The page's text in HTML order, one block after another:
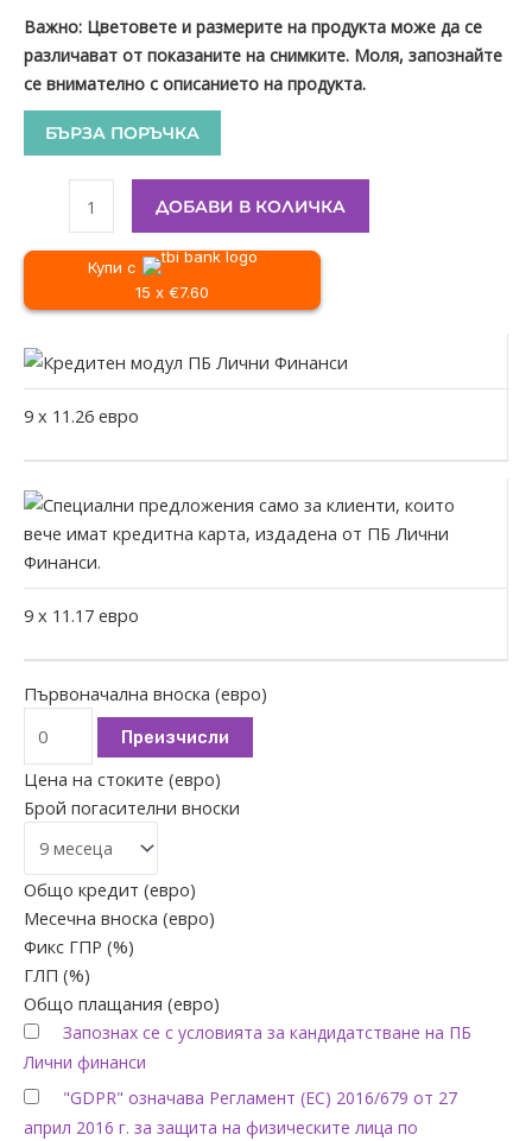
Важно: Цветовете и размерите на продукта може да се
различават от показаните на снимките. Моля, запознайте
се внимателно с описанието на продукта.
БЪРЗА ПОРЪЧКА
ДОБАВИ В КОЛИЧКА
Купи с
15 x €7.60
9 x 11.26 евро
9 x 11.17 евро
Първоначална вноска (евро)
Преизчисли
Цена на стоките (евро)
Брой погасителни вноски
Общо кредит (евро)
Месечна вноска (евро)
Фикс ГПР (%)
ГЛП (%)
Общо плащания (евро)
Запознах се с условията за кандидатстване на ПБ
Лични финанси
"GDPR" означава Регламент (ЕС) 2016/679 от 27
април 2016 г. за защита на физическите лица по